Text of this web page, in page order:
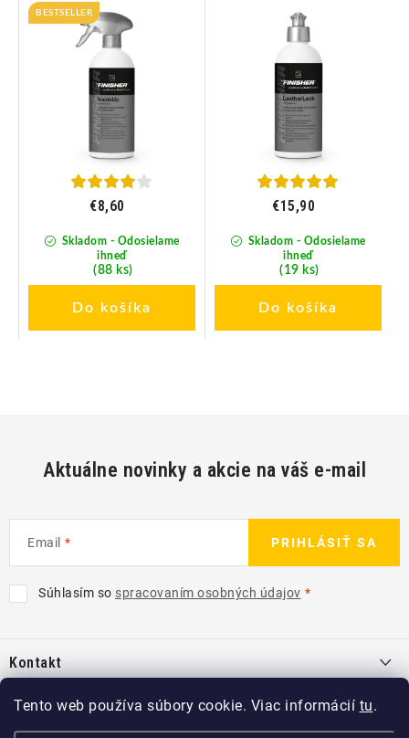
Tento web používa súbory cookie. Viac informácií tu.
BESTSELLER
Skladom - Odosielame
ihneď
(88 ks)
€8,60
Do košíka
Skladom - Odosielame
ihneď
(19 ks)
€15,90
Do košíka
Aktuálne novinky a akcie na váš e-mail
Email
Súhlasím so spracovaním osobných údajov
PRIHLÁSIŤ SA
pKontakt
info @ kcshop.sk
Kategórie